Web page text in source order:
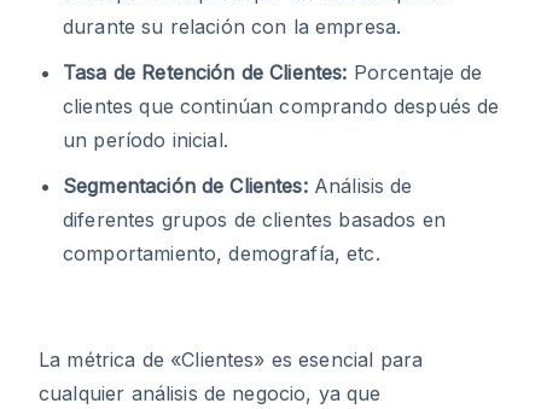
durante su relación con la empresa.
Tasa de Retención de Clientes: Porcentaje de
clientes que continúan comprando después de
un período inicial.
Segmentación de Clientes:Análisis de
diferentes grupos de clientes basados en
comportamiento, demografía, etc.
La métrica de «Clientes» es esencial para
cualquier análisis de negocio, ya que